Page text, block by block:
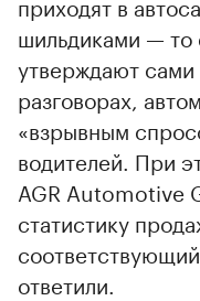
шильдиками — то
утверждают
разговорах,
«взрывным
водителей. При
AGR Automotive
статистику
ответили.